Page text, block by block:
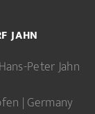
JAHN
Peter Jahn
| Germany